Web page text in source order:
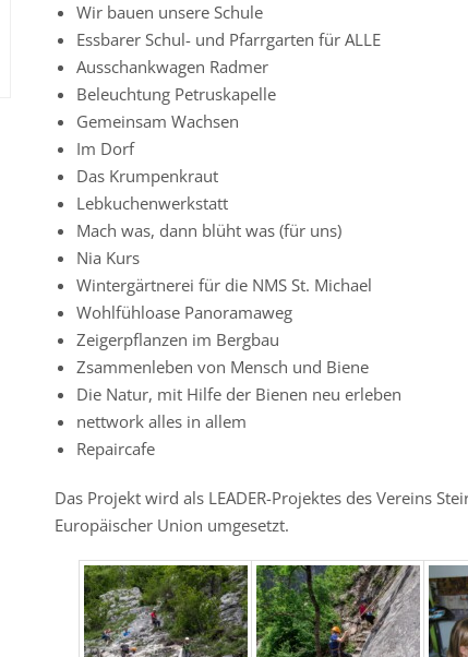
Wir bauen unsere Schule
Essbarer Schul- und Pfarrgarten für ALLE
Ausschankwagen Radmer
Beleuchtung Petruskapelle
Gemeinsam Wachsen
Im Dorf
Das Krumpenkraut
Lebkuchenwerkstatt
Mach was, dann blüht was (für uns)
Nia Kurs
Wintergärtnerei für die NMS St. Michael
Wohlfühloase Panoramaweg
Zeigerpflanzen im Bergbau
Zsammenleben von Mensch und Biene
Die Natur, mit Hilfe der Bienen neu erleben
nettwork alles in allem
Repaircafe
Das Projekt wird als LEADER-Projektes des Vereins
Europäischer Union umgesetzt.